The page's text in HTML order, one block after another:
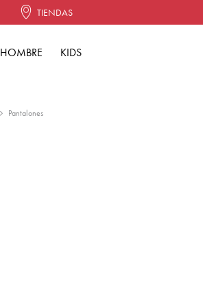
TIENDAS
HOMBRE KIDS
Pantalones